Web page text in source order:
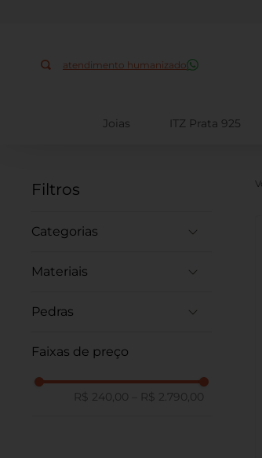
Busque aqui
atendimento humanizado
Joias ITZ Prata 925
Filtros
Gargantilhas
Ouro Amarelo
Pedras
Faixas de preço
R$ 240,00 R$ 2.790,00